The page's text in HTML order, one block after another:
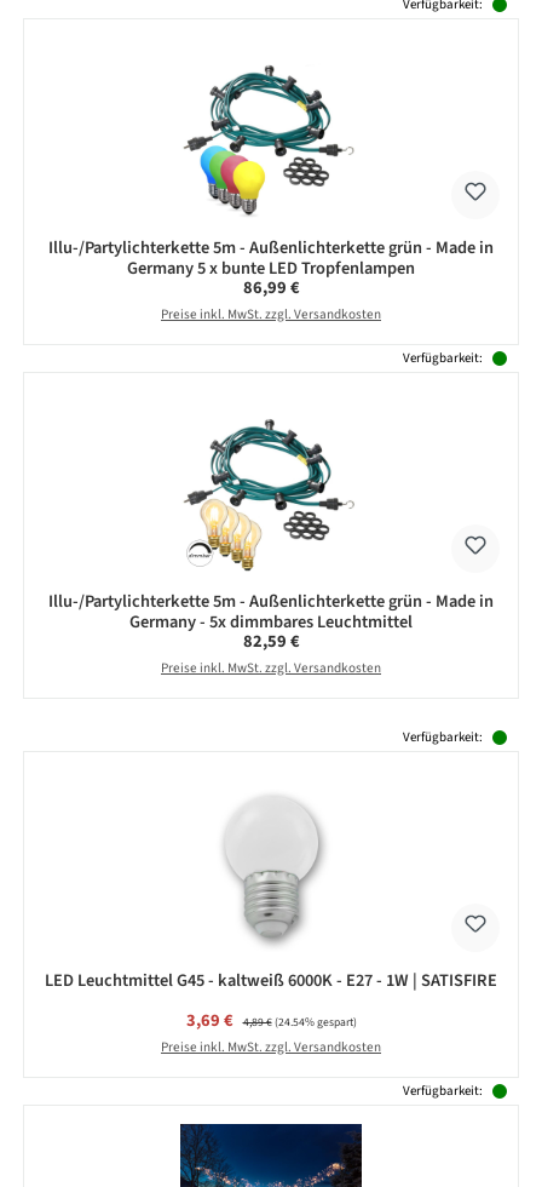
Verfügbarkeit:
Illu-/Partylichterkette 5m - Außenlichterkette grün - Made in
Germany 5 x bunte LED Tropfenlampen
Regulärer Preis:
86,99 €
Preise inkl. MwSt. zzgl. Versandkosten
Verfügbarkeit:
Illu-/Partylichterkette 5m - Außenlichterkette grün - Made in
Germany - 5x dimmbares Leuchtmittel
Regulärer Preis:
82,59 €
Preise inkl. MwSt. zzgl. Versandkosten
Verfügbarkeit:
LED Leuchtmittel G45 - kaltweiß 6000K - E27 - 1W | SATISFIRE
Verkaufspreis:
3,69 € Regulärer Preis:
4,89 €(24.54% gespart)
Preise inkl. MwSt. zzgl. Versandkosten
Verfügbarkeit: